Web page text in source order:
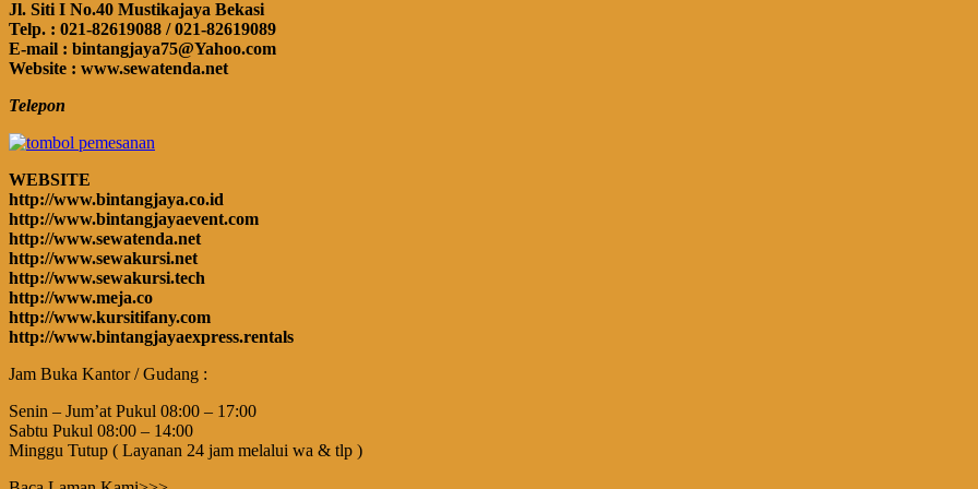
Jl. Siti I No.40 Mustikajaya Bekasi
Telp. : 021-82619088 / 021-82619089
E-mail : bintangjaya75@Yahoo.com
Website : www.sewatenda.net
Telepon
WEBSITE
http://www.bintangjaya.co.id
http://www.bintangjayaevent.com
http://www.sewatenda.net
http://www.sewakursi.net
http://www.sewakursi.tech
http://www.meja.co
http://www.kursitifany.com
http://www.bintangjayaexpress.rentals
Jam Buka Kantor / Gudang :
Senin – Jum’at Pukul 08:00 – 17:00
Sabtu Pukul 08:00 – 14:00
Minggu Tutup ( Layanan 24 jam melalui wa & tlp )